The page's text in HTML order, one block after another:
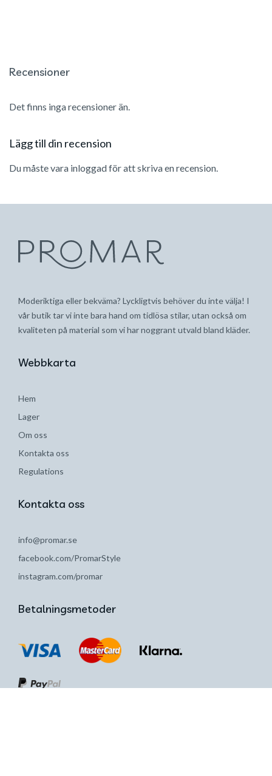
Recensioner
Det finns inga recensioner än.
Lägg till din recension
Du måste vara inloggadför att skriva en recension.
Moderiktiga eller bekväma? Lyckligtvis behöver du inte välja! I
vår butik tar vi inte bara hand om tidlösa stilar, utan också om
kvaliteten på material som vi har noggrant utvald bland kläder.
Webbkarta
Hem
Lager
Om oss
Kontakta oss
Regulations
Kontakta oss
info@promar.se
facebook.com/PromarStyle
instagram.com/promar
Betalningsmetoder